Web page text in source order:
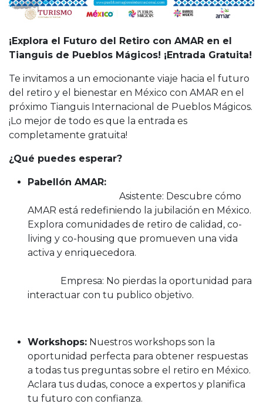
¡Explora el Futuro del Retiro con AMAR en el
Tianguis de Pueblos Mágicos! ¡Entrada Gratuita!
Te invitamos a un emocionante viaje hacia el futuro
del retiro y el bienestar en México con AMAR en el
próximo Tianguis Internacional de Pueblos Mágicos.
¡Lo mejor de todo es que la entrada es
completamente gratuita!
¿Qué puedes esperar?
Pabellón AMAR:
Asistente: Descubre cómo
AMAR está redefiniendo la jubilación en México.
Explora comunidades de retiro de calidad, co-
living y co-housing que promueven una vida
activa y enriquecedora.
Empresa: No pierdas la oportunidad para
interactuar con tu publico objetivo.
Workshops: Nuestros workshops son la
oportunidad perfecta para obtener respuestas
a todas tus preguntas sobre el retiro en México.
Aclara tus dudas, conoce a expertos y planifica
tu futuro con confianza.